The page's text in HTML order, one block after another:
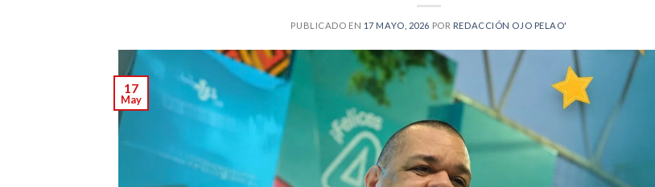
PUBLICADO EN 17 MAYO, 2026 POR REDACCIÓN OJO PELAO'
17
May